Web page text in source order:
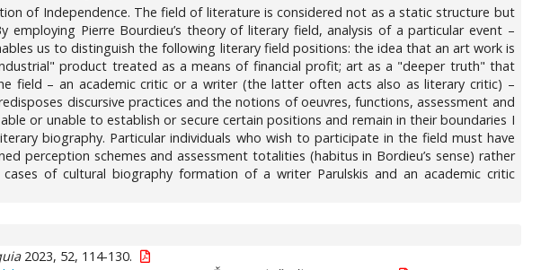
of Independence. The field of literature is considered not as a static structure but
Pierre Bourdieu’s theory of literary field, analysis of a particular event –
us to distinguish the following literary field positions: the idea that an art work is
product treated as a means of financial profit; art as a "deeper truth" that
field – an academic critic or a writer (the latter often acts also as literary critic) –
discursive practices and the notions of oeuvres, functions, assessment and
or unable to establish or secure certain positions and remain in their boundaries I
biography. Particular individuals who wish to participate in the field must have
perception schemes and assessment totalities (habitus in Bordieu’s sense) rather
of cultural biography formation of a writer Parulskis and an academic critic
2023, 52, 114-130.